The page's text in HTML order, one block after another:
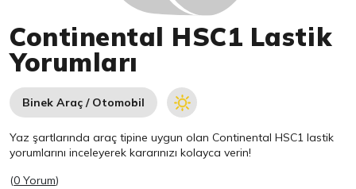
Continental HSC1 Lastik
Yorumları
Binek Araç / Otomobil
Yaz şartlarında araç tipine uygun olanContinental HSC1 lastik
yorumlarını inceleyerek kararınızı kolayca verin!
(0 Yorum)